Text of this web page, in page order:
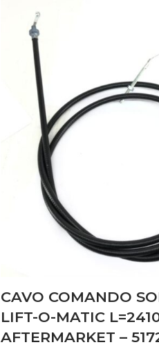
CAVO COMANDO
LIFT-O-MATIC
AFTERMARKET –